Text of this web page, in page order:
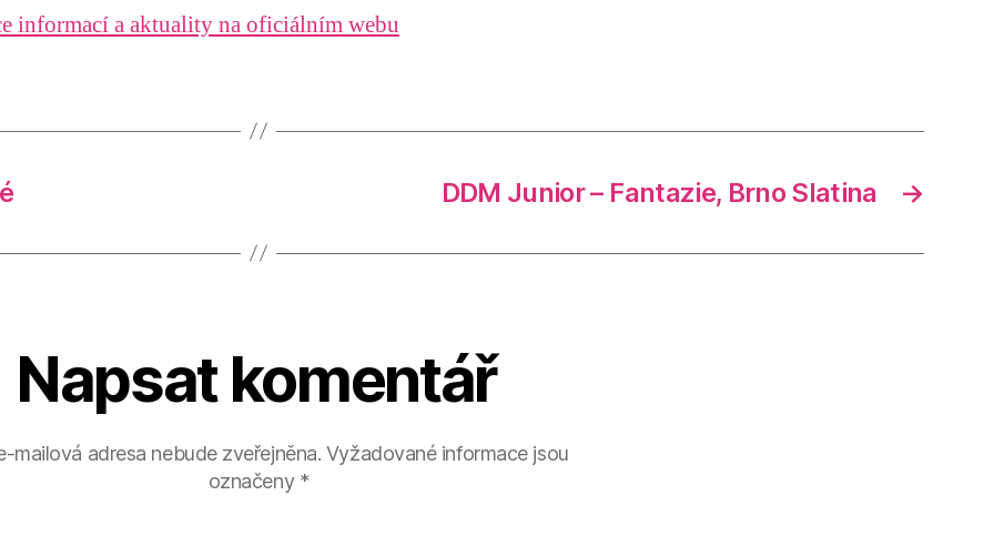
informací a aktuality na oficiálním webu
→
DDM Junior – Fantazie, Brno Slatina
Napsat komentář
mailová adresa nebude zveřejněna. Vyžadované informace jsou
označeny *